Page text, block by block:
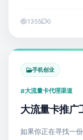
1355 0
手机创业
大流量卡代理渠道
大流量卡推广
如果你正在寻找一